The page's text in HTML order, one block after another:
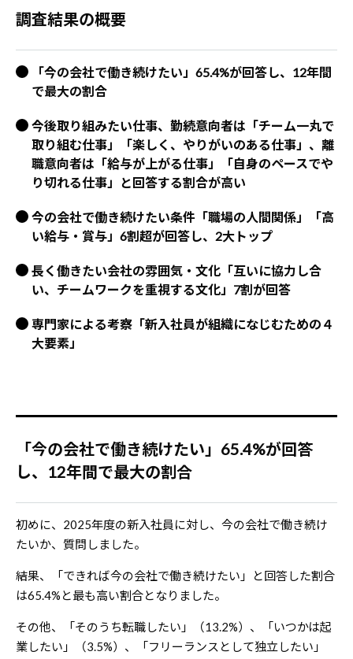
調査結果の概要
「今の会社で働き続けたい」65.4%が回答し、12年間
で最大の割合
今後取り組みたい仕事、勤続意向者は「チーム一丸で
取り組む仕事」「楽しく、やりがいのある仕事」、離
職意向者は「給与が上がる仕事」「自身のペースでや
り切れる仕事」と回答する割合が高い
今の会社で働き続けたい条件「職場の人間関係」「高
い給与・賞与」6割超が回答し、2大トップ
長く働きたい会社の雰囲気・文化「互いに協力し合
い、チームワークを重視する文化」7割が回答
専門家による考察「新入社員が組織になじむための４
大要素」
「今の会社で働き続けたい」65.4%が回答
し、12年間で最大の割合
初めに、2025年度の新入社員に対し、今の会社で働き続け
たいか、質問しました。
結果、「できれば今の会社で働き続けたい」と回答した割合
は65.4%と最も高い割合となりました。
その他、「そのうち転職したい」（13.2%）、「いつかは起
業したい」（3.5%）、「フリーランスとして独立したい」